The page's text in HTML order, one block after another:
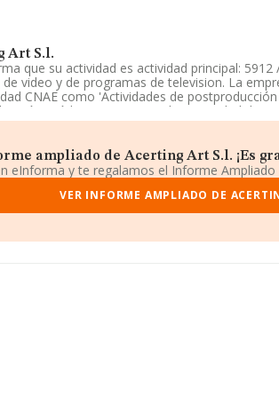
Art S.l.
que su actividad es actividad principal:
video y de programas de television. La
CNAE como 'Actividades de
código 5912. No realiza actividad de
10, (08100), Mollet Del Valles, en Barcelona,
de la que dispone INFORMA sobre
alcanza los 626 millones de euros y se calcula
las compañías. Finalmente, para completar
ampliado de Acerting Art S.l. ¡Es
eInforma y te regalamos el Informe
VER INFORME AMPLIADO DE